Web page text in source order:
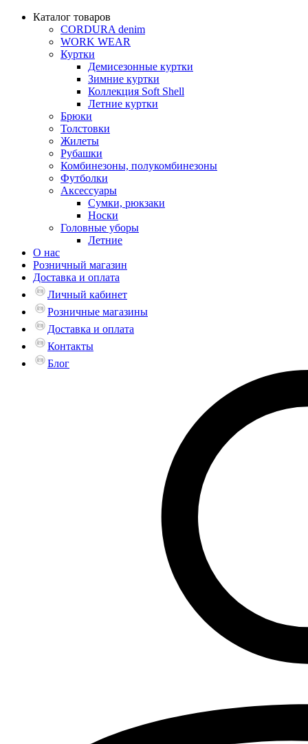
Каталог товаров
CORDURA denim
WORK WEAR
Куртки
Демисезонные куртки
Зимние куртки
Коллекция Soft Shell
Летние куртки
Брюки
Толстовки
Жилеты
Рубашки
Комбинезоны, полукомбинезоны
Футболки
Аксессуары
Сумки, рюкзаки
Носки
Головные уборы
Летние
О нас
Розничный магазин
Доставка и оплата
Личный кабинет
Розничные магазины
Доставка и оплата
Контакты
Блог